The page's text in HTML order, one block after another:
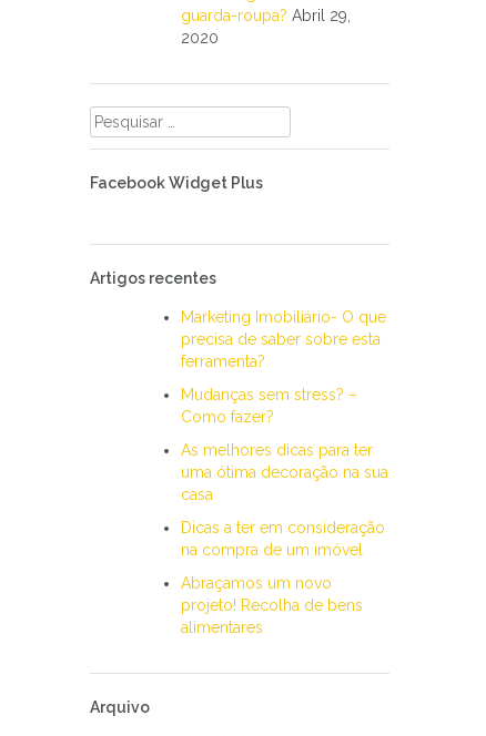
guarda-roupa? Abril 29,
2020
Pesquisar
por:
Facebook Widget Plus
Artigos recentes
Marketing Imobiliário- O que
precisa de saber sobre esta
ferramenta?
Mudanças sem stress? –
Como fazer?
As melhores dicas para ter
uma ótima decoração na sua
casa
Dicas a ter em consideração
na compra de um imóvel
Abraçamos um novo
projeto! Recolha de bens
alimentares
Arquivo